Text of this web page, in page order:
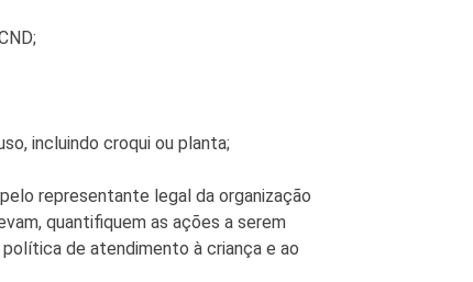
incluindo croqui ou planta;
representante legal da organização
quantifiquem as ações a serem
de atendimento à criança e ao